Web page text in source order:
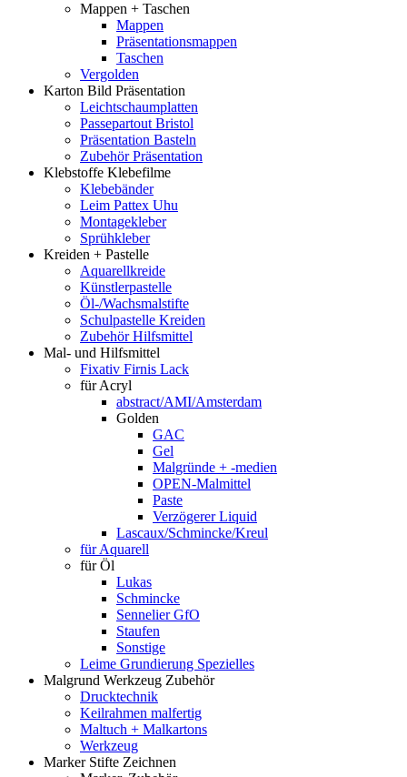
Mappen + Taschen
Mappen
Präsentationsmappen
Taschen
Vergolden
Karton Bild Präsentation
Leichtschaumplatten
Passepartout Bristol
Präsentation Basteln
Zubehör Präsentation
Klebstoffe Klebefilme
Klebebänder
Leim Pattex Uhu
Montagekleber
Sprühkleber
Kreiden + Pastelle
Aquarellkreide
Künstlerpastelle
Öl-/Wachsmalstifte
Schulpastelle Kreiden
Zubehör Hilfsmittel
Mal- und Hilfsmittel
Fixativ Firnis Lack
für Acryl
abstract/AMI/Amsterdam
Golden
GAC
Gel
Malgründe + -medien
OPEN-Malmittel
Paste
Verzögerer Liquid
Lascaux/Schmincke/Kreul
für Aquarell
für Öl
Lukas
Schmincke
Sennelier GfO
Staufen
Sonstige
Leime Grundierung Spezielles
Malgrund Werkzeug Zubehör
Drucktechnik
Keilrahmen malfertig
Maltuch + Malkartons
Werkzeug
Marker Stifte Zeichnen